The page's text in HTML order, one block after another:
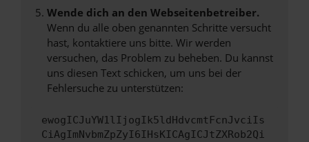
Wende dich an den Webseitenbetreiber.
Wenn du alle oben genannten Schritte versucht
hast, kontaktiere uns bitte. Wir werden
versuchen, das Problem zu beheben. Du kannst
uns diesen Text schicken, um uns bei der
Fehlersuche zu unterstützen:
ewogICJuYW1lIjogIk5ldHdvcmtFcnJvciIs
CiAgImNvbmZpZyI6IHsKICAgICJtZXRob2Qi